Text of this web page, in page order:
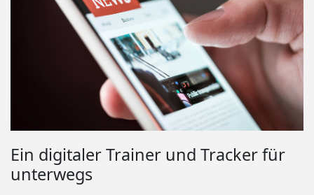
Ein digitaler Trainer und Tracker für
unterwegs